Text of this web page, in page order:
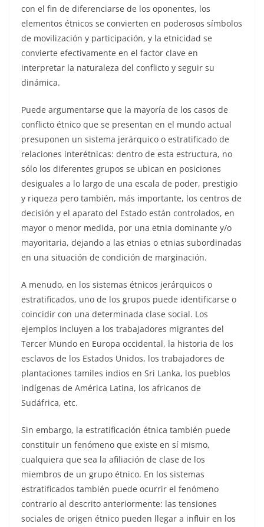
con el fin de diferenciarse de los oponentes, los
elementos étnicos se convierten en poderosos símbolos
de movilización y participación, y la etnicidad se
convierte efectivamente en el factor clave en
interpretar la naturaleza del conflicto y seguir su
dinámica.
Puede argumentarse que la mayoría de los casos de
conflicto étnico que se presentan en el mundo actual
presuponen un sistema jerárquico o estratificado de
relaciones interétnicas: dentro de esta estructura, no
sólo los diferentes grupos se ubican en posiciones
desiguales a lo largo de una escala de poder, prestigio
y riqueza pero también, más importante, los centros de
decisión y el aparato del Estado están controlados, en
mayor o menor medida, por una etnia dominante y/o
mayoritaria, dejando a las etnias o etnias subordinadas
en una situación de condición de marginación.
A menudo, en los sistemas étnicos jerárquicos o
estratificados, uno de los grupos puede identificarse o
coincidir con una determinada clase social. Los
ejemplos incluyen a los trabajadores migrantes del
Tercer Mundo en Europa occidental, la historia de los
esclavos de los Estados Unidos, los trabajadores de
plantaciones tamiles indios en Sri Lanka, los pueblos
indígenas de América Latina, los africanos de
Sudáfrica, etc.
Sin embargo, la estratificación étnica también puede
constituir un fenómeno que existe en sí mismo,
cualquiera que sea la afiliación de clase de los
miembros de un grupo étnico. En los sistemas
estratificados también puede ocurrir el fenómeno
contrario al descrito anteriormente: las tensiones
sociales de origen étnico pueden llegar a influir en los